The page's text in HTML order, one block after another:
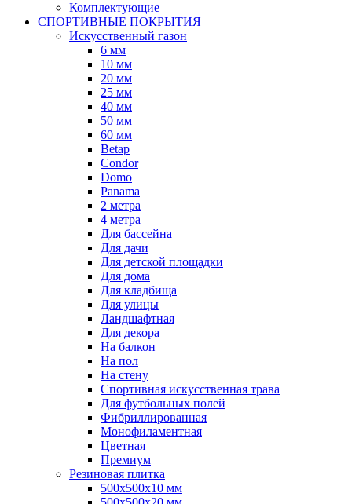
Комплектующие
СПОРТИВНЫЕ ПОКРЫТИЯ
Искусственный газон
6 мм
10 мм
20 мм
25 мм
40 мм
50 мм
60 мм
Betap
Condor
Domo
Panama
2 метра
4 метра
Для бассейна
Для дачи
Для детской площадки
Для дома
Для кладбища
Для улицы
Ландшафтная
Для декора
На балкон
На пол
На стену
Спортивная искусственная трава
Для футбольных полей
Фибриллированная
Монофиламентная
Цветная
Премиум
Резиновая плитка
500х500х10 мм